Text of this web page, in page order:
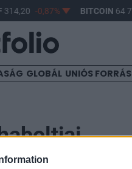
314,20 -0,87% BITCOIN64
GLOBÁL UNIÓS